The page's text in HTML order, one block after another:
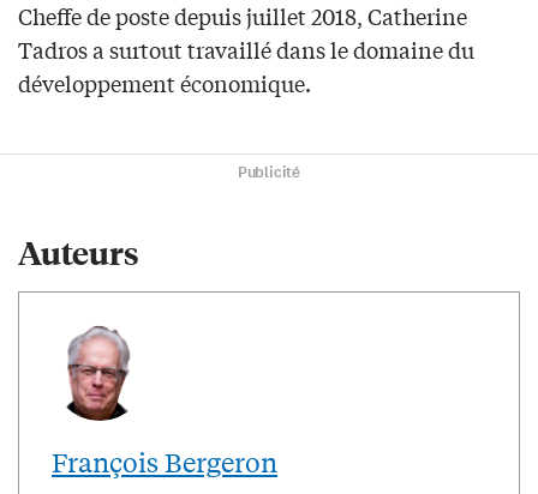
Cheffe de poste depuis juillet 2018, Catherine
Tadros a surtout travaillé dans le domaine du
développement économique.
Publicité
Auteurs
François Bergeron